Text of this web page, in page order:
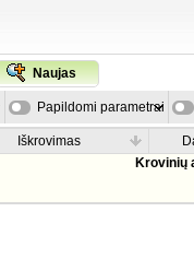
Naujas
Papildomi parametrai
Iškrovimas
Krovinių